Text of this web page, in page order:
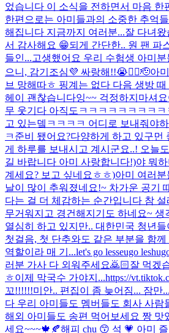
었습니다 이 소식을 전하면서 마음 한
한편으로는 아미들과의 소중한 추억
해집니다 지금까지 여러분...잘 다녀
서 감사해요 😁되게 간단한.. 원 팬 파
들인...고생했어요 우리 수험생 아미
으니, 감기조심💜 싸랑해!!😭❤️‍🔥🫡아
브 망해따ㅎ 핑계는 없다 다음 생방
헤이 괜찮습니다잉~~ 걱정하지마셔요
무 웃기다 아직도 ㅋㅋㅋㅋㅋㅋㅋㅋㅋ
고 있는뎈ㅋㅋㅋㅋ 어디로 보내줘야
ㅋ 준비 됐어요?다양하게 하고 있구먼
게 하루를 보내시고 계시군요..! 오늘
길 바랍니다 아미 사랑합니다!)야 뭐
계세요? 보고 싶네요ㅎㅎ)아미 여러분
날이 많이 추워졌네요!~ 차가운 공기
다는 걸 더 체감하는 순간입니다 참
무거워지고 경건해지기도 하네요~ 생
열심히 하고 있지만.. 대한민국 청년
첫걸음, 첫 단추와도 같은 부분을 함
역할이라 매 기...let's go lesseugo
러분 가사 다 외워주세요🙇🏻잘 먹겠
ㅎ이제 막국수 가야지...https://
꼬!!!!!!미안.. 편집이 좀 늦어짐... 잠만
다 우리 아미들도 멤버들도 회사 사람
해외 아미들도 송편 먹어보세요 짱 맛
세요~~~🍁🍂해피 chu 😙 석 💗 아미